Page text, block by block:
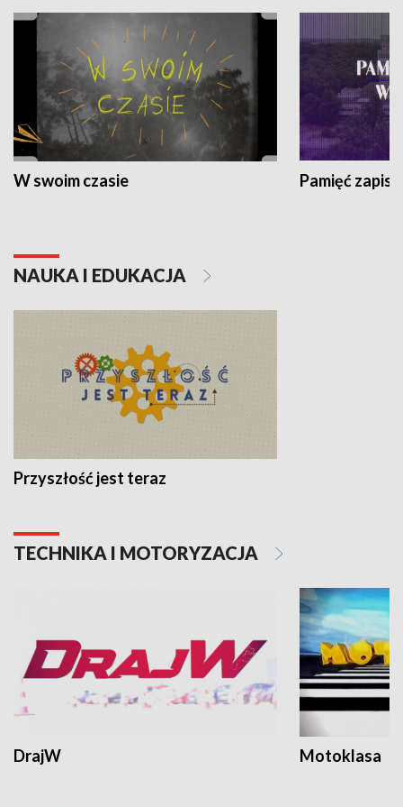
W swoim czasie Pamięć
NAUKA I EDUKACJA
Przyszłość jest teraz
TECHNIKA I MOTORYZACJA
DrajW Motoklasa